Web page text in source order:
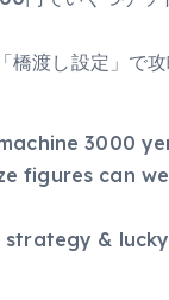
橋渡し設定」で
3000
figures can
&